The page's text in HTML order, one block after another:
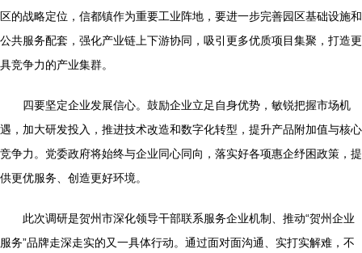
区的战略定位，信都镇作为重要工业阵地，要进一步完善园区基础设施和
公共服务配套，强化产业链上下游协同，吸引更多优质项目集聚，打造更
具竞争力的产业集群。
四要坚定企业发展信心。鼓励企业立足自身优势，敏锐把握市场机
遇，加大研发投入，推进技术改造和数字化转型，提升产品附加值与核心
竞争力。党委政府将始终与企业同心同向，落实好各项惠企纾困政策，提
供更优服务、创造更好环境。
此次调研是贺州市深化领导干部联系服务企业机制、推动“贺州企业
服务”品牌走深走实的又一具体行动。通过面对面沟通、实打实解难，不